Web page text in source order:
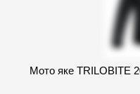
Мото яке TRILOBITE